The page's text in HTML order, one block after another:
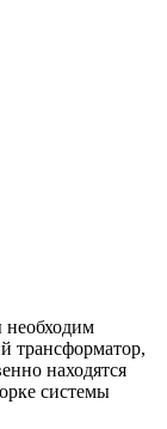
необходим
трансформатор,
находятся
системы